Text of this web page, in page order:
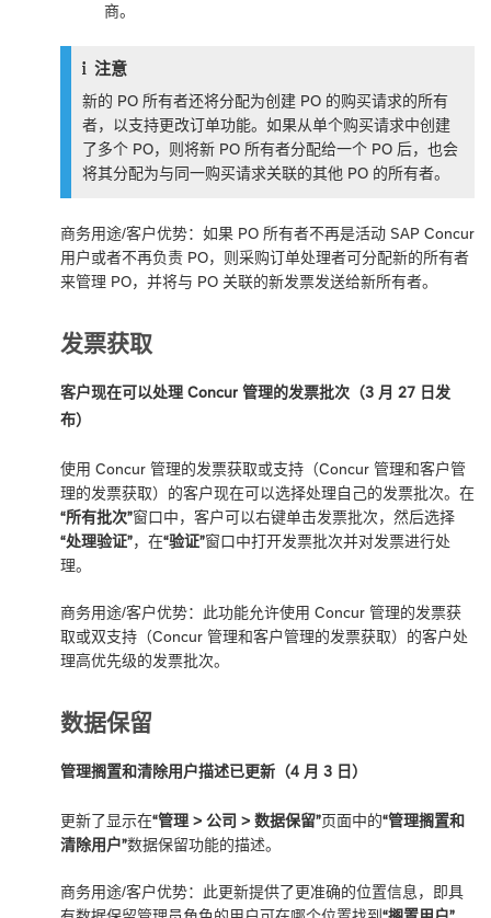
商。
注意
新的 PO 所有者还将分配为创建 PO 的购买请求的所有
者，以支持更改订单功能。如果从单个购买请求中创建
了多个 PO，则将新 PO 所有者分配给一个 PO 后，也会
将其分配为与同一购买请求关联的其他 PO 的所有者。
商务用途/客户优势：如果 PO 所有者不再是活动 SAP Concur
用户或者不再负责 PO，则采购订单处理者可分配新的所有者
来管理 PO，并将与 PO 关联的新发票发送给新所有者。
发票获取
客户现在可以处理 Concur 管理的发票批次（3 月 27 日发
布）
使用 Concur 管理的发票获取或支持（Concur 管理和客户管
理的发票获取）的客户现在可以选择处理自己的发票批次。在
“所有批次”窗口中，客户可以右键单击发票批次，然后选择
“处理验证”，在“验证”窗口中打开发票批次并对发票进行处
理。
商务用途/客户优势：此功能允许使用 Concur 管理的发票获
取或双支持（Concur 管理和客户管理的发票获取）的客户处
理高优先级的发票批次。
数据保留
管理搁置和清除用户描述已更新（4 月 3 日）
更新了显示在“管理 > 公司 > 数据保留”页面中的“管理搁置和
清除用户”数据保留功能的描述。
商务用途/客户优势：此更新提供了更准确的位置信息，即具